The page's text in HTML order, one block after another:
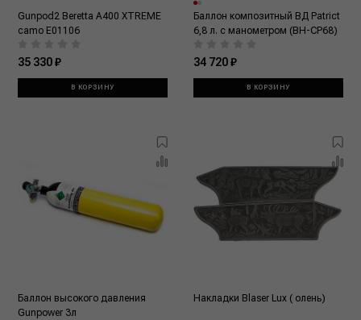
Gunpod2 Beretta A400 XTREME
camo E01106
35 330 ₽
В КОРЗИНУ
Баллон композитный ВД Patrict
6,8 л. с манометром (ВН-СР68)
34 720 ₽
В КОРЗИНУ
Баллон высокого давления
Gunpower 3л
Накладки Blaser Lux ( олень)